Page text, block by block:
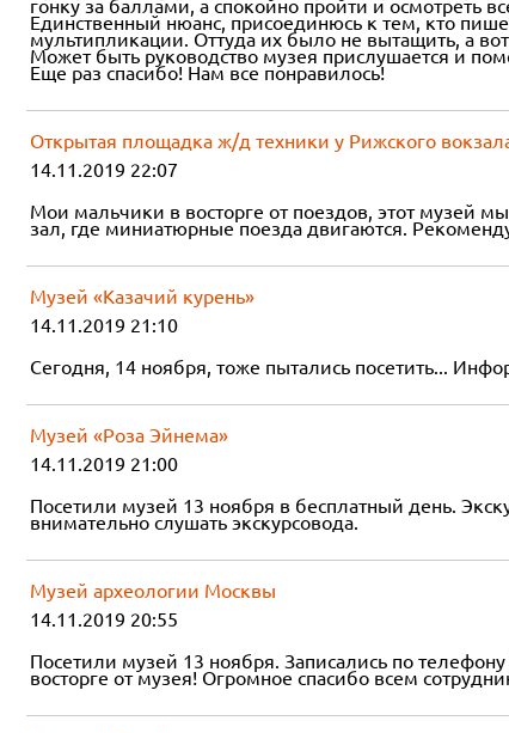
гонку за баллами, а спокойно пройти и осмотреть
Единственный нюанс, присоединюсь к тем, кто
мультипликации. Оттуда их было не вытащить, а
Может быть руководство музея прислушается и
Еще раз спасибо! Нам все понравилось!
Открытая площадка ж/д техники у Рижского
14.11.2019 22:07
Мои мальчики в восторге от поездов, этот музей
зал, где миниатюрные поезда двигаются.
Музей «Казачий курень»
14.11.2019 21:10
Сегодня, 14 ноября, тоже пытались посетить...
Музей «Роза Эйнема»
14.11.2019 21:00
Посетили музей 13 ноября в бесплатный день.
внимательно слушать экскурсовода.
Музей археологии Москвы
14.11.2019 20:55
Посетили музей 13 ноября. Записались по
восторге от музея! Огромное спасибо всем